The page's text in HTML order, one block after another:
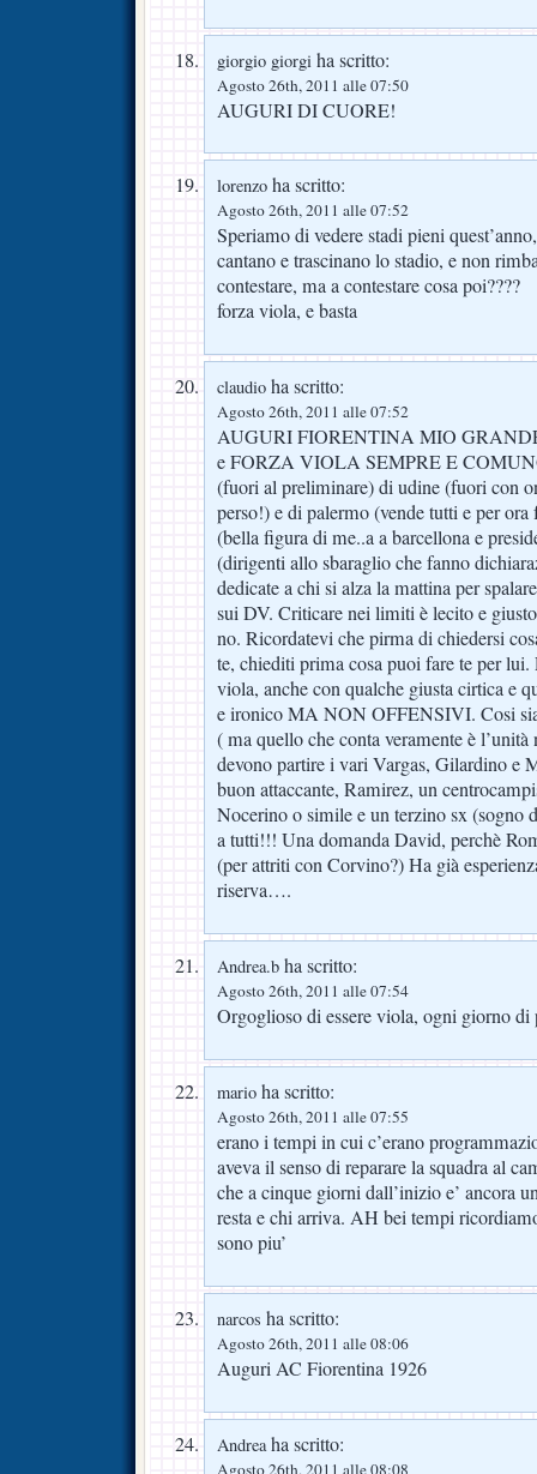
giorgio giorgi ha scritto:
Agosto 26th, 2011 alle 07:50
AUGURI DI CUORE!
lorenzo ha scritto:
Agosto 26th, 2011 alle 07:52
Speriamo di vedere stadi pieni
cantano e trascinano lo stadio, e non
contestare, ma a contestare cosa poi????
forza viola, e basta
claudio ha scritto:
Agosto 26th, 2011 alle 07:52
AUGURI FIORENTINA MIO
e FORZA VIOLA SEMPRE E
(fuori al preliminare) di udine (fuori con
perso!) e di palermo (vende tutti e per
(bella figura di me..a a barcellona e
(dirigenti allo sbaraglio che fanno
dedicate a chi si alza la mattina per
sui DV. Criticare nei limiti è lecito e
no. Ricordatevi che pirma di chiedersi
te, chiediti prima cosa puoi fare te per
viola, anche con qualche giusta cirtica e
e ironico MA NON OFFENSIVI. Cosi
( ma quello che conta veramente è
devono partire i vari Vargas, Gilardino e
buon attaccante, Ramirez, un
Nocerino o simile e un terzino sx (sogno
a tutti!!! Una domanda David, perchè
(per attriti con Corvino?) Ha già
riserva….
Andrea.b ha scritto:
Agosto 26th, 2011 alle 07:54
Orgoglioso di essere viola, ogni giorno di
mario ha scritto:
Agosto 26th, 2011 alle 07:55
erano i tempi in cui c’erano
aveva il senso di reparare la squadra al
che a cinque giorni dall’inizio e’ ancora
resta e chi arriva. AH bei tempi
sono piu’
narcos ha scritto:
Agosto 26th, 2011 alle 08:06
Auguri AC Fiorentina 1926
Andreaha scritto:
Agosto 26th, 2011 alle 08:08